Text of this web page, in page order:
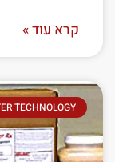
קרא עוד »
TECHNOLOGY